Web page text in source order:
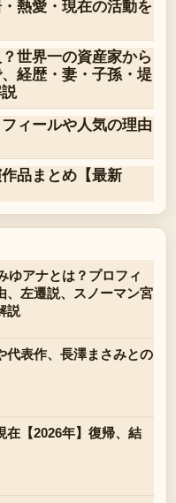
熱愛・現在の活動を
世界一の資産家から
経歴・妻・子孫・堤
ィールや人気の理由
品まとめ【最新
ゆアナとは？プロフィ
、左遷説、スノーマン宮
説
代表作、長澤まさみとの
在【2026年】復帰、結